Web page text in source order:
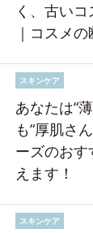
く、古い
｜コスメ
スキンケア
あなたは“
も“厚肌さ
ーズのお
えます！
スキンケア